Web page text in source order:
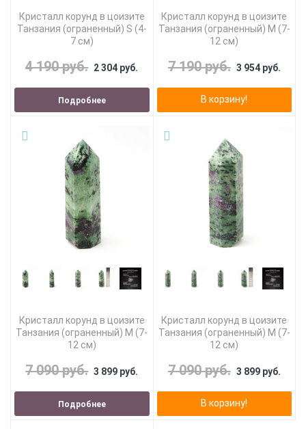
Кристалл корунд в цоизите
Танзания (ограненный) S (4-
7 см)
4 190 руб. 2 304 руб.
Подробнее
Кристалл корунд в цоизите
Танзания (ограненный) M (7-
12 см)
7 190 руб. 3 954 руб.
В корзину!
Кристалл корунд в цоизите
Танзания (ограненный) M (7-
12 см)
7 090 руб. 3 899 руб.
Подробнее
Кристалл корунд в цоизите
Танзания (ограненный) M (7-
12 см)
7 090 руб. 3 899 руб.
В корзину!